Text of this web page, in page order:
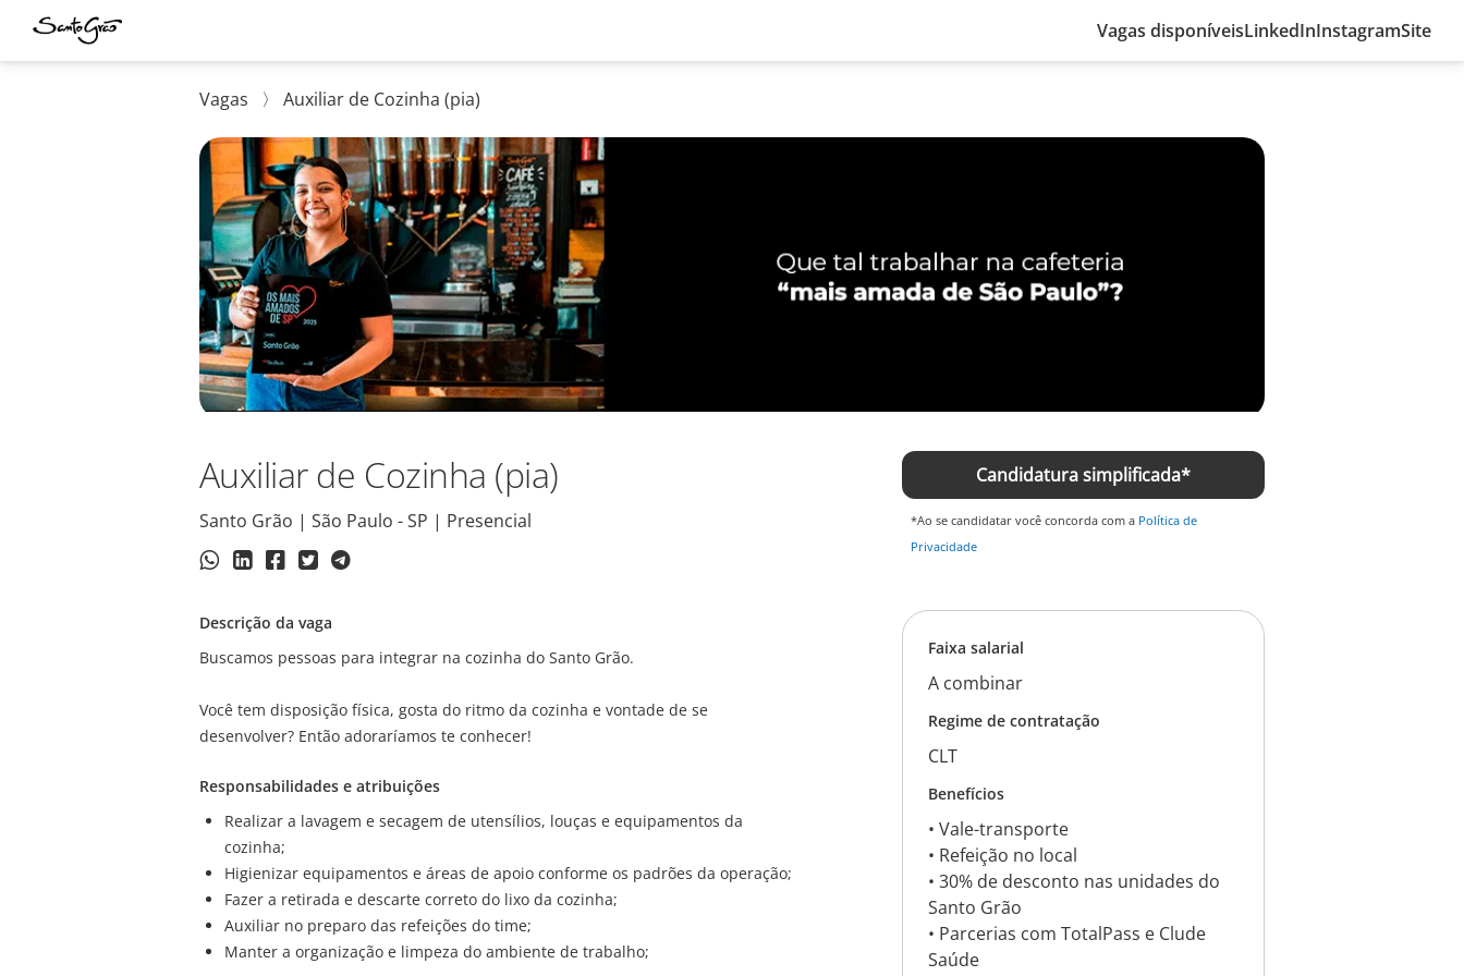
Vagas disponíveisLinkedInInstagramSite
Vagas 〉 Auxiliar de Cozinha (pia)
Auxiliar de Cozinha (pia)
Santo Grão | São Paulo - SP | Presencial
Descrição da vaga
Buscamos pessoas para integrar na cozinha do Santo Grão.
Você tem disposição física, gosta do ritmo da cozinha e vontade de se
desenvolver? Então adoraríamos te conhecer!
Responsabilidades e atribuições
Realizar a lavagem e secagem de utensílios, louças e equipamentos da
cozinha;
Higienizar equipamentos e áreas de apoio conforme os padrões da operação;
Fazer a retirada e descarte correto do lixo da cozinha;
Auxiliar no preparo das refeições do time;
Manter a organização e limpeza do ambiente de trabalho;
Candidatura simplificada*
*Ao se candidatar você concorda com a Política de
Privacidade
Faixa salarial
A combinar
Regime de contratação
CLT
Benefícios
• Vale-transporte
• Refeição no local
• 30% de desconto nas unidades do
Santo Grão
• Parcerias com TotalPass e Clude
Saúde